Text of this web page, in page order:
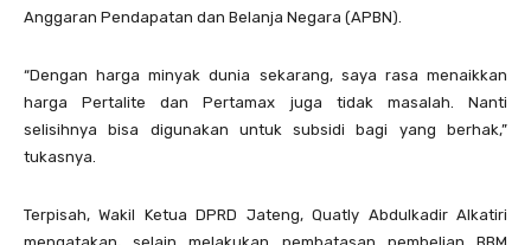
Anggaran Pendapatan dan Belanja Negara (APBN).
“Dengan harga minyak dunia sekarang, saya rasa menaikkan
harga Pertalite dan Pertamax juga tidak masalah. Nanti
selisihnya bisa digunakan untuk subsidi bagi yang berhak,”
tukasnya.
Terpisah, Wakil Ketua DPRD Jateng, Quatly Abdulkadir Alkatiri